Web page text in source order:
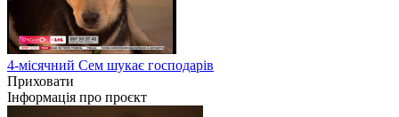
4-місячний Сем шукає господарів
Приховати
Інформація про проєкт